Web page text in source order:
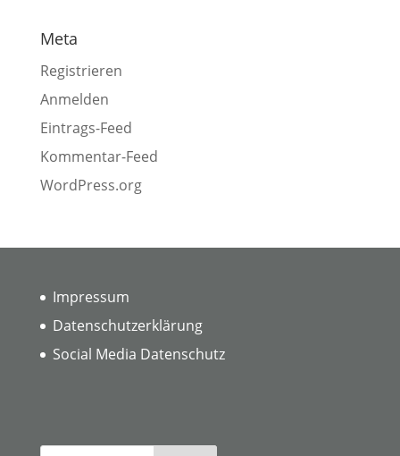
Meta
Registrieren
Anmelden
Eintrags-Feed
Kommentar-Feed
WordPress.org
Impressum
Datenschutzerklärung
Social Media Datenschutz